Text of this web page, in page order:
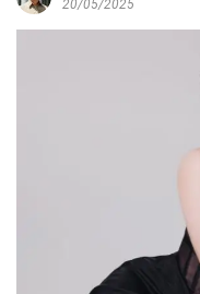
20/05/2025